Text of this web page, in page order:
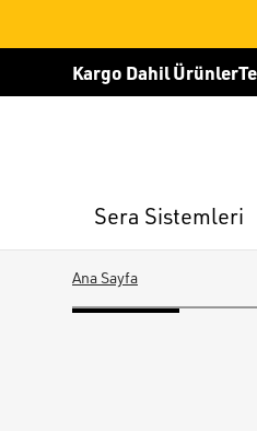
Kargo Dahil Ürünler
Sera Sistemleri
Ana Sayfa